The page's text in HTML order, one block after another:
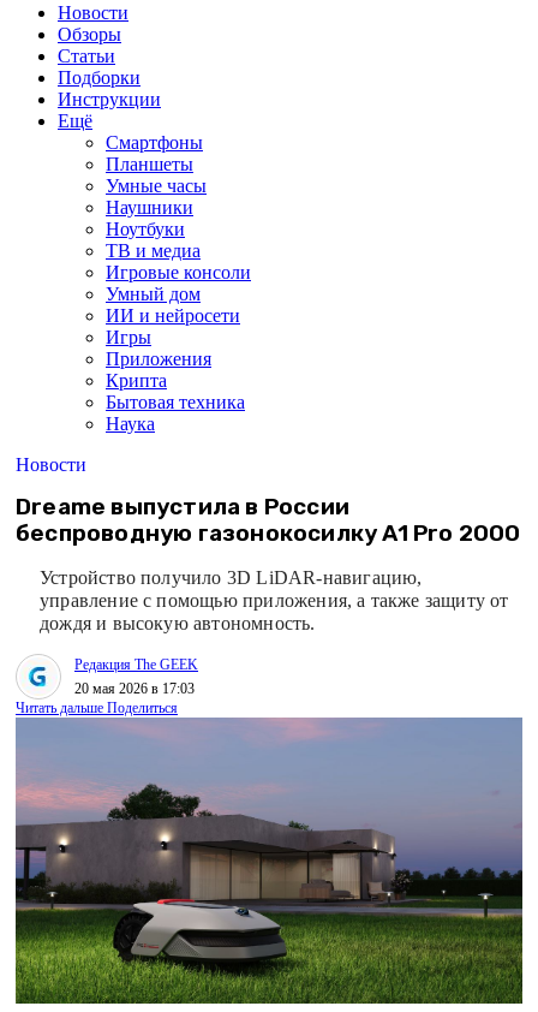
Новости
Обзоры
Статьи
Подборки
Инструкции
Ещё
Смартфоны
Планшеты
Умные часы
Наушники
Ноутбуки
ТВ и медиа
Игровые консоли
Умный дом
ИИ и нейросети
Игры
Приложения
Крипта
Бытовая техника
Наука
Новости
Dreame выпустила в России
беспроводную газонокосилку A1 Pro 2000
Устройство получило 3D LiDAR-навигацию,
управление с помощью приложения, а также защиту от
дождя и высокую автономность.
Редакция The GEEK
20 мая 2026 в 17:03
Читать дальше Поделиться